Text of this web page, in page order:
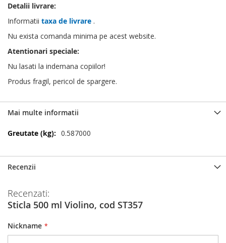
Detalii livrare:
Informatii taxa de livrare .
Nu exista comanda minima pe acest website.
Atentionari speciale:
Nu lasati la indemana copiilor!
Produs fragil, pericol de spargere.
Mai multe informatii
Mai
0.587000
Recenzii
Recenzati:
Sticla 500 ml Violino, cod ST357
Nickname